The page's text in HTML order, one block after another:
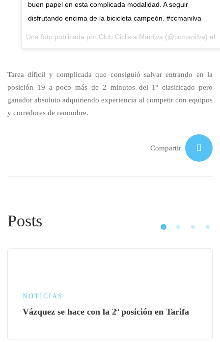
buen papel en esta complicada modalidad. A seguir
disfrutando encima de la bicicleta campeón. #ccmanilva
Tarea díficil y complicada que consiguió salvar entrando en la
posición 19 a poco más de 2 minutos del 1º clasificado pero
ganador absoluto adquiriendo experiencia al competir con equipos
y corredores de renombre.
Compartir
Posts
NOTICIAS
Vázquez se hace con la 2ª posición en Tarifa